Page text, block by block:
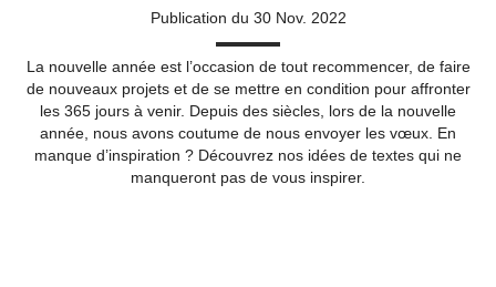
Publication du 30 Nov. 2022
La nouvelle année est l’occasion de tout recommencer, de faire
de nouveaux projets et de se mettre en condition pour affronter
les 365 jours à venir. Depuis des siècles, lors de la nouvelle
année, nous avons coutume de nous envoyer les vœux. En
manque d’inspiration ? Découvrez nos idées de textes qui ne
manqueront pas de vous inspirer.